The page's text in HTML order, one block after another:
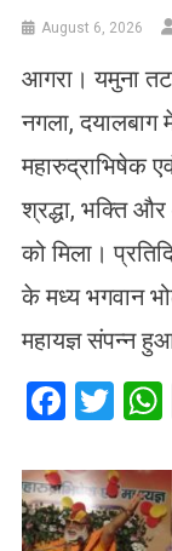
August 6, 2026
आगरा। यमुना तट
नगला, दयालबाग
महारुद्राभिषेक
श्रद्धा, भक्ति
को मिला।
के मध्य भगवान
महायज्ञ संपन्न